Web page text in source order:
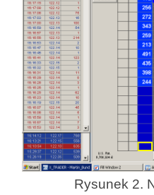
Rysunek 2.